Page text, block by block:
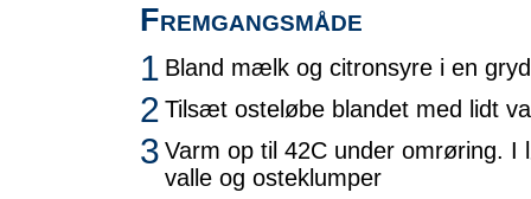
Fremgangsmåde
1 Bland mælk og citronsyre i en
2 Tilsæt osteløbe blandet med lidt
3 Varm op til 42C under omrøring.
valle og osteklumper